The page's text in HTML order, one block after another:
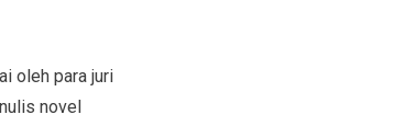
oleh para juri
novel